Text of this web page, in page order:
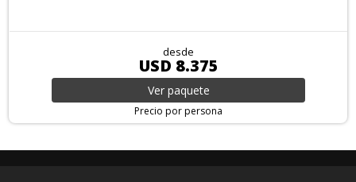
desde
USD 8.375
Ver paquete
Precio por persona